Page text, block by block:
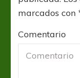
marcados con
Comentario